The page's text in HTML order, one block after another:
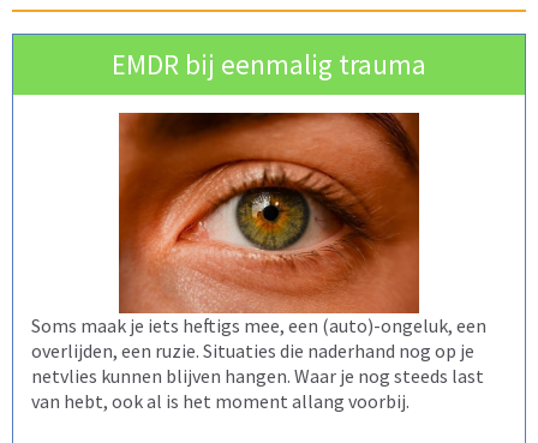
EMDR bij eenmalig trauma
Soms maak je iets heftigs mee, een (auto)-ongeluk, een
overlijden, een ruzie. Situaties die naderhand nog op je
netvlies kunnen blijven hangen. Waar je nog steeds last
van hebt, ook al is het moment allang voorbij.